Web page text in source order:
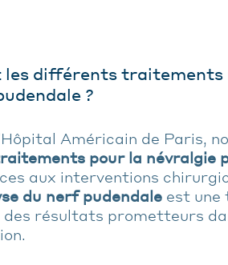
les différents
?
Américain de Paris,
pour la névralgie
aux interventions
du nerf pudendale est une
résultats prometteurs